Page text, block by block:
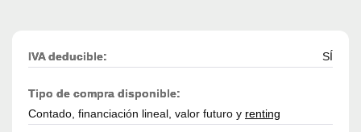
IVA deducible: SÍ
Tipo de compra disponible:
Contado, financiación lineal, valor futuro y renting